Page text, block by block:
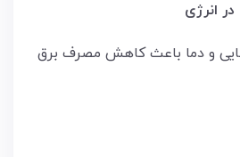
انرژی
و دما باعث کاهش مصرف برق